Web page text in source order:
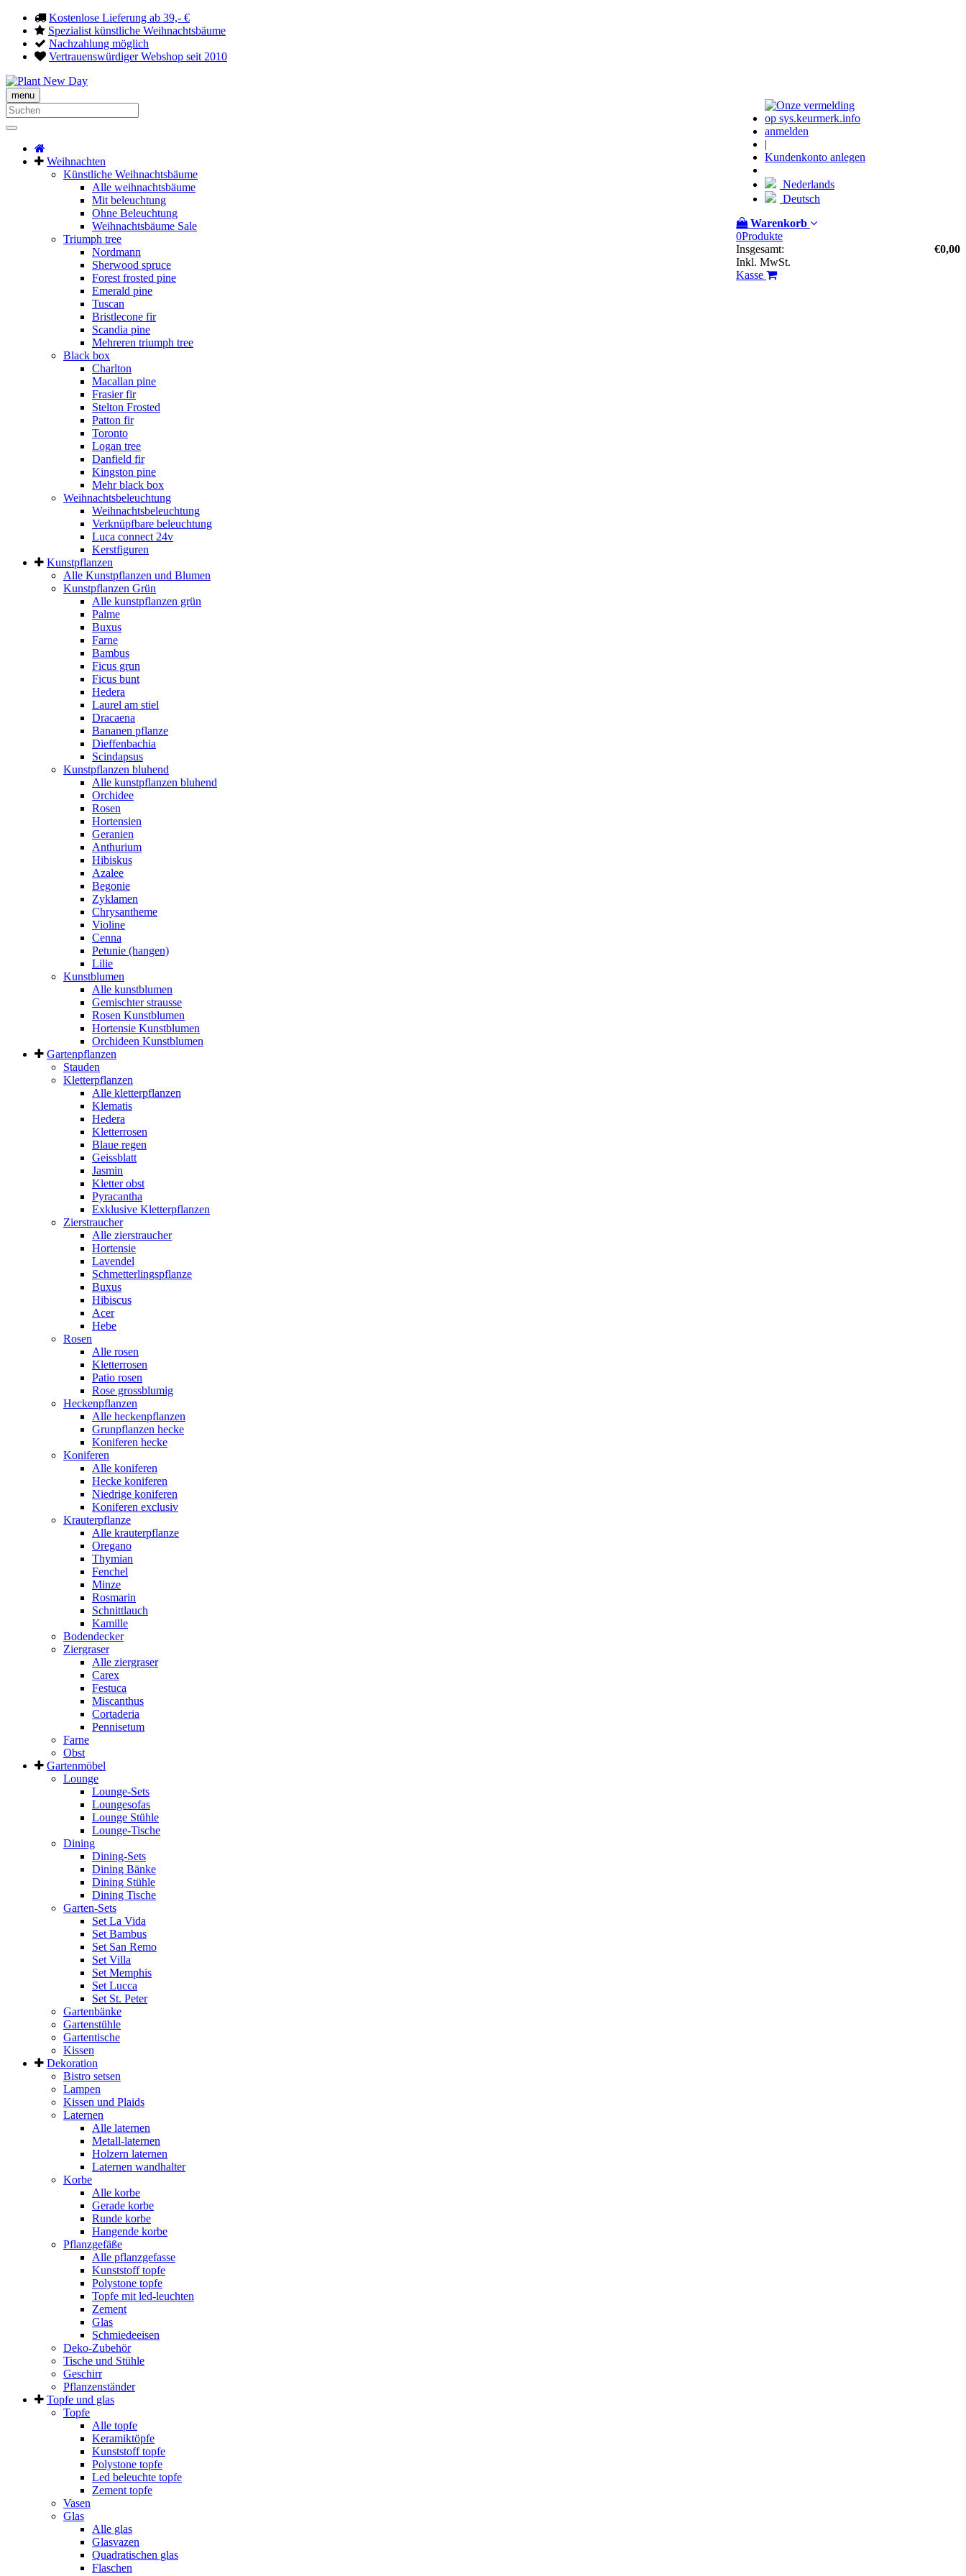
Kostenlose Lieferung ab 39,- €
Spezialist künstliche Weihnachtsbäume
Nachzahlung möglich
Vertrauenswürdiger Webshop seit 2010
anmelden
|
Kundenkonto anlegen
Nederlands
Deutsch
Warenkorb
0Produkte
Insgesamt:
€0,00
Inkl. MwSt.
Kasse
Menu
menu
Weihnachten
Künstliche Weihnachtsbäume
Alle weihnachtsbäume
Mit beleuchtung
Ohne Beleuchtung
Weihnachtsbäume Sale
Triumph tree
Nordmann
Sherwood spruce
Forest frosted pine
Emerald pine
Tuscan
Bristlecone fir
Scandia pine
Mehreren triumph tree
Black box
Charlton
Macallan pine
Frasier fir
Stelton Frosted
Patton fir
Toronto
Logan tree
Danfield fir
Kingston pine
Mehr black box
Weihnachtsbeleuchtung
Weihnachtsbeleuchtung
Verknüpfbare beleuchtung
Luca connect 24v
Kerstfiguren
Kunstpflanzen
Alle Kunstpflanzen und Blumen
Kunstpflanzen Grün
Alle kunstpflanzen grün
Palme
Buxus
Farne
Bambus
Ficus grun
Ficus bunt
Hedera
Laurel am stiel
Dracaena
Bananen pflanze
Dieffenbachia
Scindapsus
Kunstpflanzen bluhend
Alle kunstpflanzen bluhend
Orchidee
Rosen
Hortensien
Geranien
Anthurium
Hibiskus
Azalee
Begonie
Zyklamen
Chrysantheme
Violine
Cenna
Petunie (hangen)
Lilie
Kunstblumen
Alle kunstblumen
Gemischter strausse
Rosen Kunstblumen
Hortensie Kunstblumen
Orchideen Kunstblumen
Gartenpflanzen
Stauden
Kletterpflanzen
Alle kletterpflanzen
Klematis
Hedera
Kletterrosen
Blaue regen
Geissblatt
Jasmin
Kletter obst
Pyracantha
Exklusive Kletterpflanzen
Zierstraucher
Alle zierstraucher
Hortensie
Lavendel
Schmetterlingspflanze
Buxus
Hibiscus
Acer
Hebe
Rosen
Alle rosen
Kletterrosen
Patio rosen
Rose grossblumig
Heckenpflanzen
Alle heckenpflanzen
Grunpflanzen hecke
Koniferen hecke
Koniferen
Alle koniferen
Hecke koniferen
Niedrige koniferen
Koniferen exclusiv
Krauterpflanze
Alle krauterpflanze
Oregano
Thymian
Fenchel
Minze
Rosmarin
Schnittlauch
Kamille
Bodendecker
Ziergraser
Alle ziergraser
Carex
Festuca
Miscanthus
Cortaderia
Pennisetum
Farne
Obst
Gartenmöbel
Lounge
Lounge-Sets
Loungesofas
Lounge Stühle
Lounge-Tische
Dining
Dining-Sets
Dining Bänke
Dining Stühle
Dining Tische
Garten-Sets
Set La Vida
Set Bambus
Set San Remo
Set Villa
Set Memphis
Set Lucca
Set St. Peter
Gartenbänke
Gartenstühle
Gartentische
Kissen
Dekoration
Bistro setsen
Lampen
Kissen und Plaids
Laternen
Alle laternen
Metall-laternen
Holzern laternen
Laternen wandhalter
Korbe
Alle korbe
Gerade korbe
Runde korbe
Hangende korbe
Pflanzgefäße
Alle pflanzgefasse
Kunststoff topfe
Polystone topfe
Topfe mit led-leuchten
Zement
Glas
Schmiedeeisen
Deko-Zubehör
Tische und Stühle
Geschirr
Pflanzenständer
Topfe und glas
Topfe
Alle topfe
Keramiktöpfe
Kunststoff topfe
Polystone topfe
Led beleuchte topfe
Zement topfe
Vasen
Glas
Alle glas
Glasvazen
Quadratischen glas
Flaschen